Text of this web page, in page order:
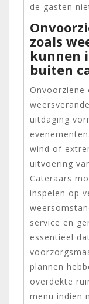
de gasten
zoals
kunnen
buiten
Onvoorziene
uitdaging
wind of
uitvoering
Cateraars
inspelen op
service en
essentieel
plannen
overdekte
menu indien